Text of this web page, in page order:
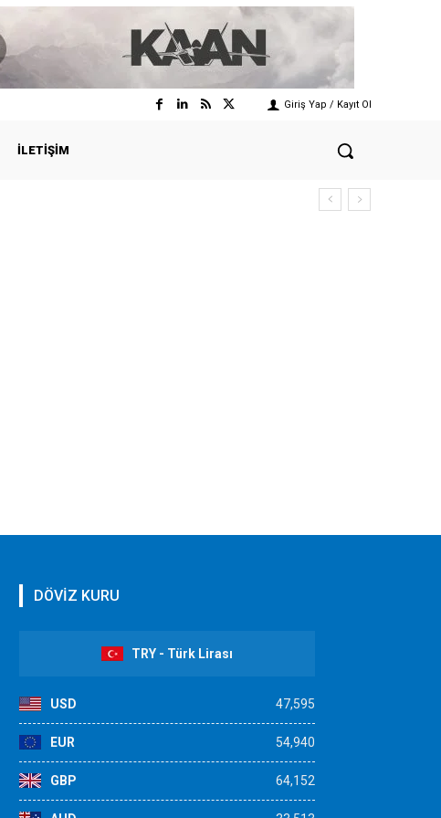
Giriş Yap / Kayıt Ol
İLETIŞIM
DÖVİZ KURU
TRY - Türk Lirası
USD 47,595
EUR 54,940
GBP 64,152